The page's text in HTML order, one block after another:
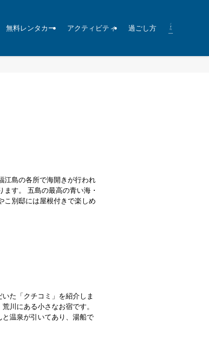
無料レンタカー アクティビティ 過ごし方
江島の各所で海開きが行われ
ます。 五島の最高の青い海・
こ別邸には屋根付きで楽しめ
た「クチコミ」を紹介しま
川にある小さなお宿です。
温泉が引いてあり、湯船で